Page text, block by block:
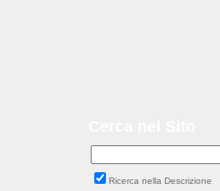
Ricerca nella Descrizione